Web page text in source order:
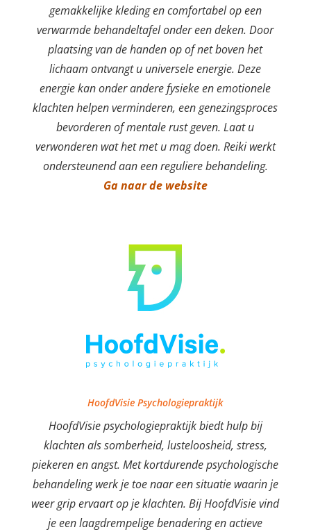
gemakkelijke kleding en comfortabel op een
verwarmde behandeltafel onder een deken. Door
plaatsing van de handen op of net boven het
lichaam ontvangt u universele energie. Deze
energie kan onder andere fysieke en emotionele
klachten helpen verminderen, een genezingsproces
bevorderen of mentale rust geven. Laat u
verwonderen wat het met u mag doen. Reiki werkt
ondersteunend aan een reguliere behandeling.
Ga naar de website
HoofdVisie Psychologiepraktijk
HoofdVisie psychologiepraktijk biedt hulp bij
klachten als somberheid, lusteloosheid, stress,
piekeren en angst. Met kortdurende psychologische
behandeling werk je toe naar een situatie waarin je
weer grip ervaart op je klachten. Bij HoofdVisie vind
je een laagdrempelige benadering en actieve